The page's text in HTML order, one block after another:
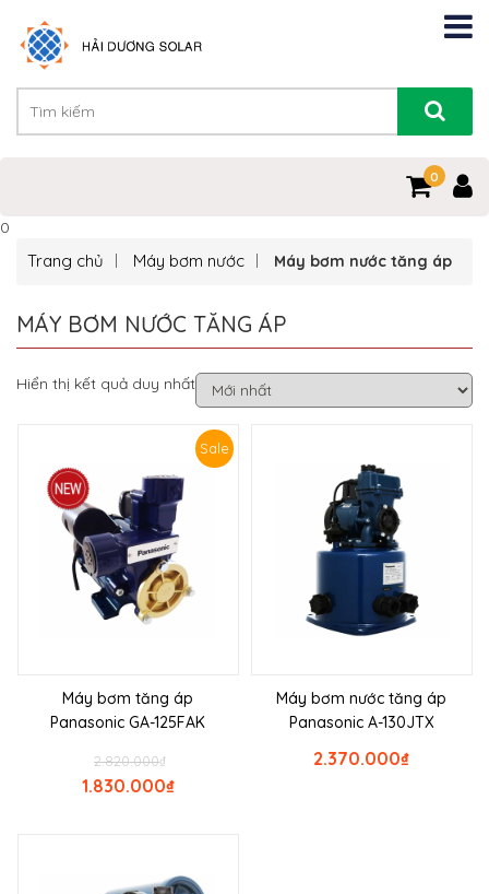
0
0
Trang chủ Máy bơm nước Máy bơm nước tăng áp
MÁY BƠM NƯỚC TĂNG ÁP
Hiển thị kết quả duy nhất
Sale
Máy bơm tăng áp
Panasonic GA-125FAK
₫
2.820.000
₫
1.830.000
Máy bơm nước tăng áp
Panasonic A-130JTX
₫
2.370.000